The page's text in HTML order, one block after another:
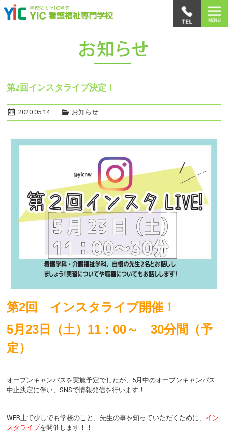
第2回インスタライブ決定！
2020.05.14 お知らせ
第2回 インスタライブ開催！
5月23日（土）11：00～ 30分間（予
定）
オープンキャンパスを実施予定でしたが、5月中のオープンキャンパス
中止決定に伴い、SNSで情報発信を行います！
WEB上で少しでも学校のこと、先生の事を知っていただくために、 イン
スタライブを開催します！！